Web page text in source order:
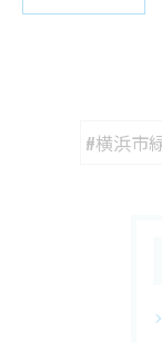
#横浜市